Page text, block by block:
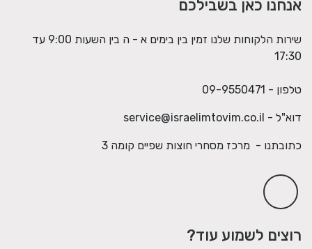
אנחנו כאן בשבילכם
שירות הלקוחות שלנו זמין בין בימים א - ה בין השעות 9:00 עד
17:30
טלפון - 09-9550471
דוא"ל - service@israelimtovim.co.il
כתובתנו - מרכז מסחרי חוצות שפיים קומה 3
רוצים לשמוע עוד?